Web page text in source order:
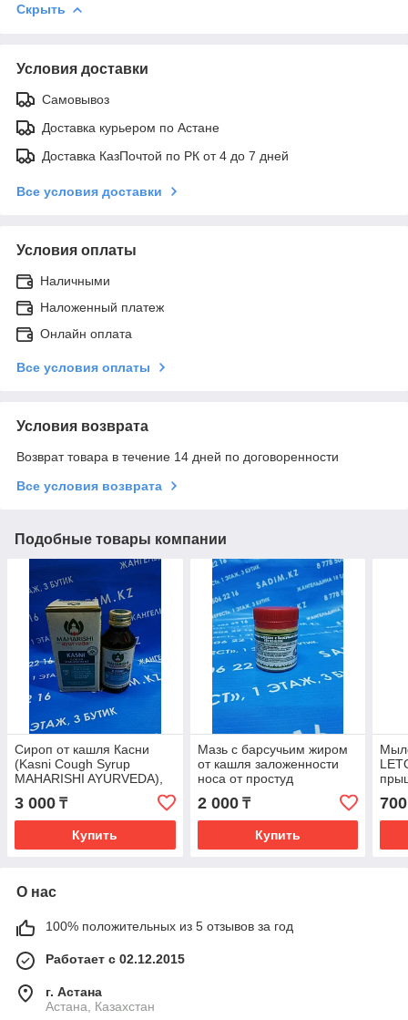
Скрыть
Условия доставки
Самовывоз
Доставка курьером по Астане
Доставка КазПочтой по РК от 4 до 7 дней
Все условия доставки
Условия оплаты
Наличными
Наложенный платеж
Онлайн оплата
Все условия оплаты
Условия возврата
Возврат товара в течение 14 дней по договоренности
Все условия возврата
Подобные товары компании
Сироп от кашля Касни
(Kasni Cough Syrup
MAHARISHI AYURVEDA),
3 000 ₸
Купить
Мазь с барсучьим жиром
от кашля заложенности
носа от простуд
2 000₸
Купить
700
О нас
100% положительных из 5 отзывов за год
Работает с 02.12.2015
г. Астана
Астана, Казахстан